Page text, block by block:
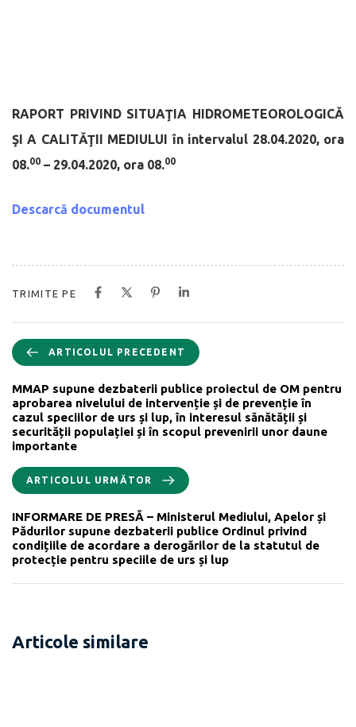
RAPORT PRIVIND SITUAŢIA HIDROMETEOROLOGICĂ
ŞI A CALITĂŢII MEDIULUI în intervalul 28.04.2020, ora
08.00 – 29.04.2020, ora 08.00
Descarcă documentul
TRIMITE PE
ARTICOLUL PRECEDENT
MMAP supune dezbaterii publice proiectul de OM pentru
aprobarea nivelului de intervenție și de prevenție în
cazul speciilor de urs și lup, în interesul sănătății și
securității populației și în scopul prevenirii unor daune
importante
ARTICOLUL URMĂTOR
INFORMARE DE PRESĂ – Ministerul Mediului, Apelor și
Pădurilor supune dezbaterii publice Ordinul privind
condițiile de acordare a derogărilor de la statutul de
protecție pentru speciile de urs și lup
Articole similare